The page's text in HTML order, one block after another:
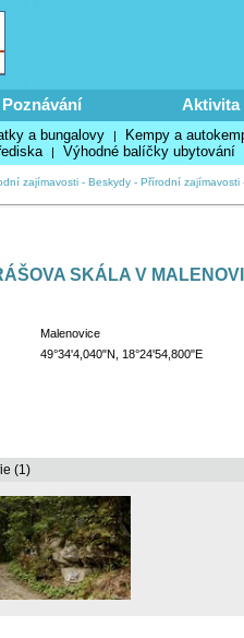
Poznávání Aktivita
a bungalovy | Kempy a
| Výhodné balíčky ubytování
zajímavosti - Beskydy - Přírodní zajímavosti
SKÁLA V
Malenovice
49°34'4,040"N, 18°24'54,800"E
(1)